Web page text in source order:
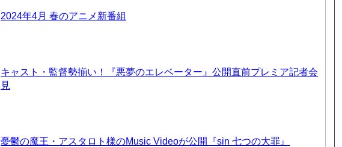
2024年4月 春のアニメ新番組
キャスト・監督勢揃い！『悪夢のエレベーター』公開直前プレミア記者会
見
憂鬱の魔王・アスタロト様のMusic Videoが公開『sin 七つの大罪』